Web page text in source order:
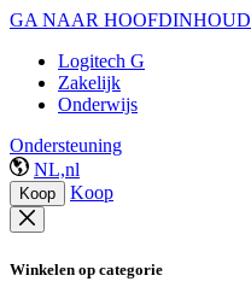
GA NAAR HOOFDINHOUD
Logitech G
Zakelijk
Onderwijs
Ondersteuning
NL,nl
Koop Koop
Winkelen op categorie